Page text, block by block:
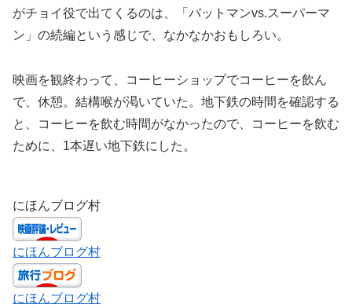
がチョイ役で出てくるのは、「バットマンvs.スーパーマ
ン」の続編という感じで、なかなかおもしろい。
映画を観終わって、コーヒーショップでコーヒーを飲ん
で、休憩。結構喉が渇いていた。地下鉄の時間を確認する
と、コーヒーを飲む時間がなかったので、コーヒーを飲む
ために、1本遅い地下鉄にした。
にほんブログ村
にほんブログ村
にほんブログ村